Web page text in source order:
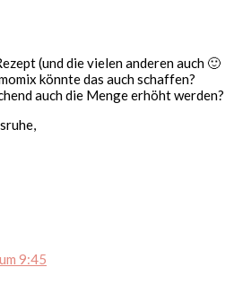
(und die vielen anderen auch 🙂
könnte das auch schaffen?
auch die Menge erhöht werden?
9:45